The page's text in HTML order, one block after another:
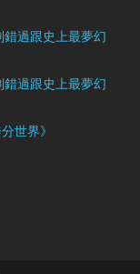
過跟史上最夢幻
過跟史上最夢幻
世界》